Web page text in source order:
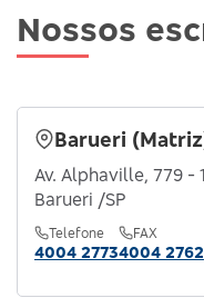
Nossos
Barueri
Av. Alphaville, 779 -
Barueri /SP
Telefone
4004 2773
FAX
4004 2762